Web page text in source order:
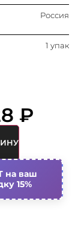
Россия
1 упак
500 мм
оцинкованная
₽
на ваш
15%